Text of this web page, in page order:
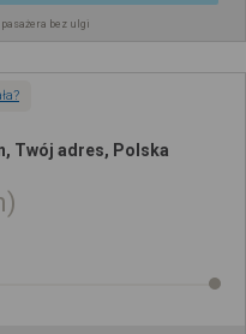
pasażera bez ulgi
Twój adres, Polska